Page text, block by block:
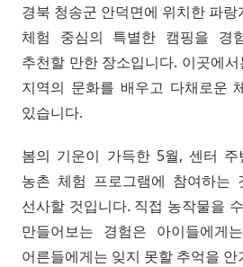
경북 청송군 안덕면에 위치한 파
체험 중심의 특별한 캠핑을 경
추천할 만한 장소입니다. 이곳에
지역의 문화를 배우고 다채로운
있습니다.
봄의 기운이 가득한 5월, 센터 주
농촌 체험 프로그램에 참여하는
선사할 것입니다. 직접 농작물을
만들어보는 경험은 아이들에게
어른들에게는 잊지 못할 추억을 안